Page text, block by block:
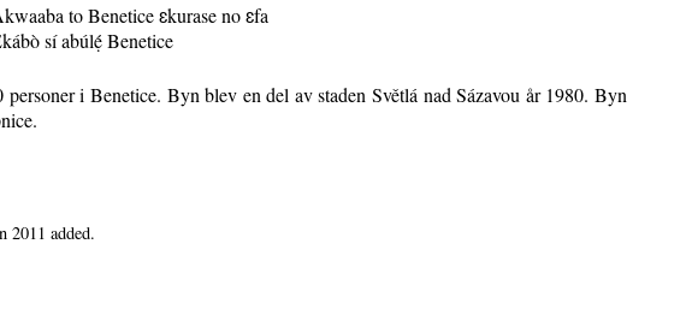
to Benetice ɛkurase no ɛfa
sí abúlẹ́Benetice
i Benetice. Byn blev en del av staden Světlá nad Sázavou år 1980. Byn
2011 added.